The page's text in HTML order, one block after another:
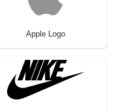
Apple Logo